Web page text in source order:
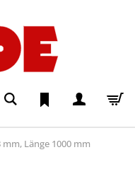
Länge 1000 mm